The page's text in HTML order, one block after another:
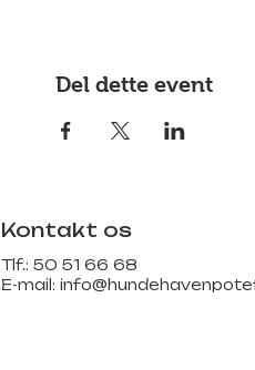
Del dette event
Kontakt os
Tlf.: 50 51 66 68
E-mail: